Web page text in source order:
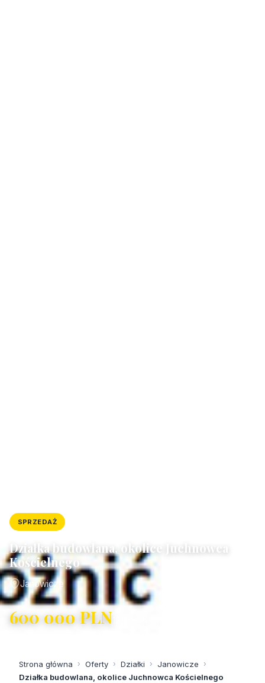
SPRZEDAŻ
Działka budowlana, okolice Juchnowca
Kościelnego
Janowicze
600 000 PLN
Strona główna › Oferty › Działki › Janowicze ›
Działka budowlana, okolice Juchnowca Kościelnego